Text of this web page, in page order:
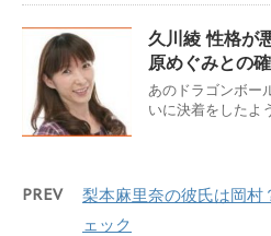
久川綾 性格が
原めぐみとの
あのドラゴンボー
いに決着をしたよ
PREV
梨本麻里奈の彼氏は岡村
ェック